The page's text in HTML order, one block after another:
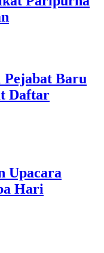
Baru
Daftar
Upacara
Hari